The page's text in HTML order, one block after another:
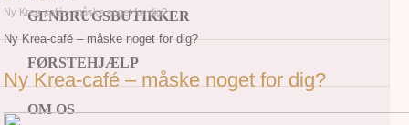
GENBRUGSBUTIKKER
FØRSTEHJÆLP
OM OS
Ny Krea-café – måske noget for dig?
Ny Krea-café – måske noget for dig?
Ny Krea-café – måske noget for dig?